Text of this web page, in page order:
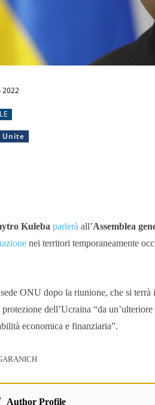
2022
Unite
Kuleba parlerà all’Assemblea
nei territori temporaneamente
ONU dopo la riunione, che si
dell’Ucraina “da un’ulteriore
economica e finanziaria”.
Author Profile